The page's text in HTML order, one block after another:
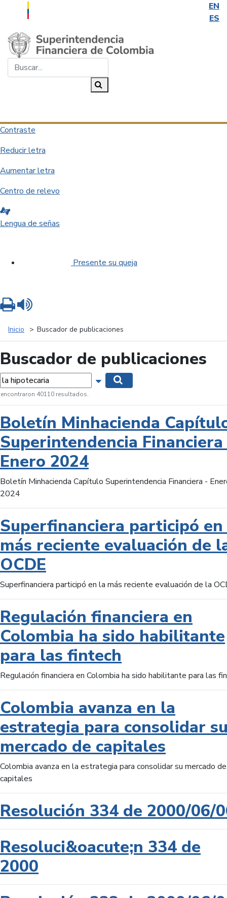
EN
ES
Saltar al contenido principal
Contraste
Reducir letra
Aumentar letra
Centro de relevo
Lengua de señas
Presente su queja
Inicio Buscador de publicaciones
Buscador de publicaciones
Mostrar opciones de búsqueda
encontraron 40110 resultados.
Boletín Minhacienda
Superintendencia
Enero 2024
Boletín Minhacienda Capítulo Superintendencia Financiera -
2024
Superfinanciera participó
más reciente evaluación de
OCDE
Superfinanciera participó en la más reciente evaluación de la
Regulación financiera en
Colombia ha sido habilitante
para las fintech
Regulación financiera en Colombia ha sido habilitante para las
Colombia avanza en la
estrategia para consolidar
mercado de capitales
Colombia avanza en la estrategia para consolidar su mercado de
capitales
Resolución 334 de 2000/06/
Resoluci&oacute;n 334 de
2000
Imprimir